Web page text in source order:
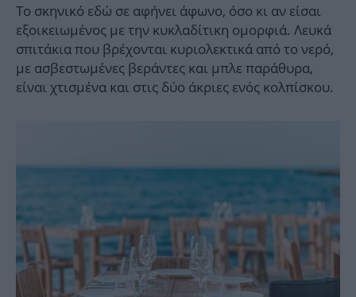
Το σκηνικό εδώ σε αφήνει άφωνο, όσο κι αν είσαι
εξοικειωμένος με την κυκλαδίτικη ομορφιά. Λευκά
σπιτάκια που βρέχονται κυριολεκτικά από το νερό,
με ασβεστωμένες βεράντες και μπλε παράθυρα,
είναι χτισμένα και στις δύο άκριες ενός κολπίσκου.